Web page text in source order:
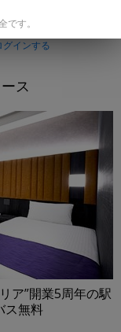
グインする
ス
ア”開業5周年の駅
ス無料
です。